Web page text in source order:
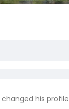
changed his